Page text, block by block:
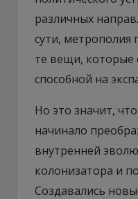
различных
сути, метрополия
те вещи, которые
способной на
Но это значит,
начинало
внутренней
колонизатора и
Создавались